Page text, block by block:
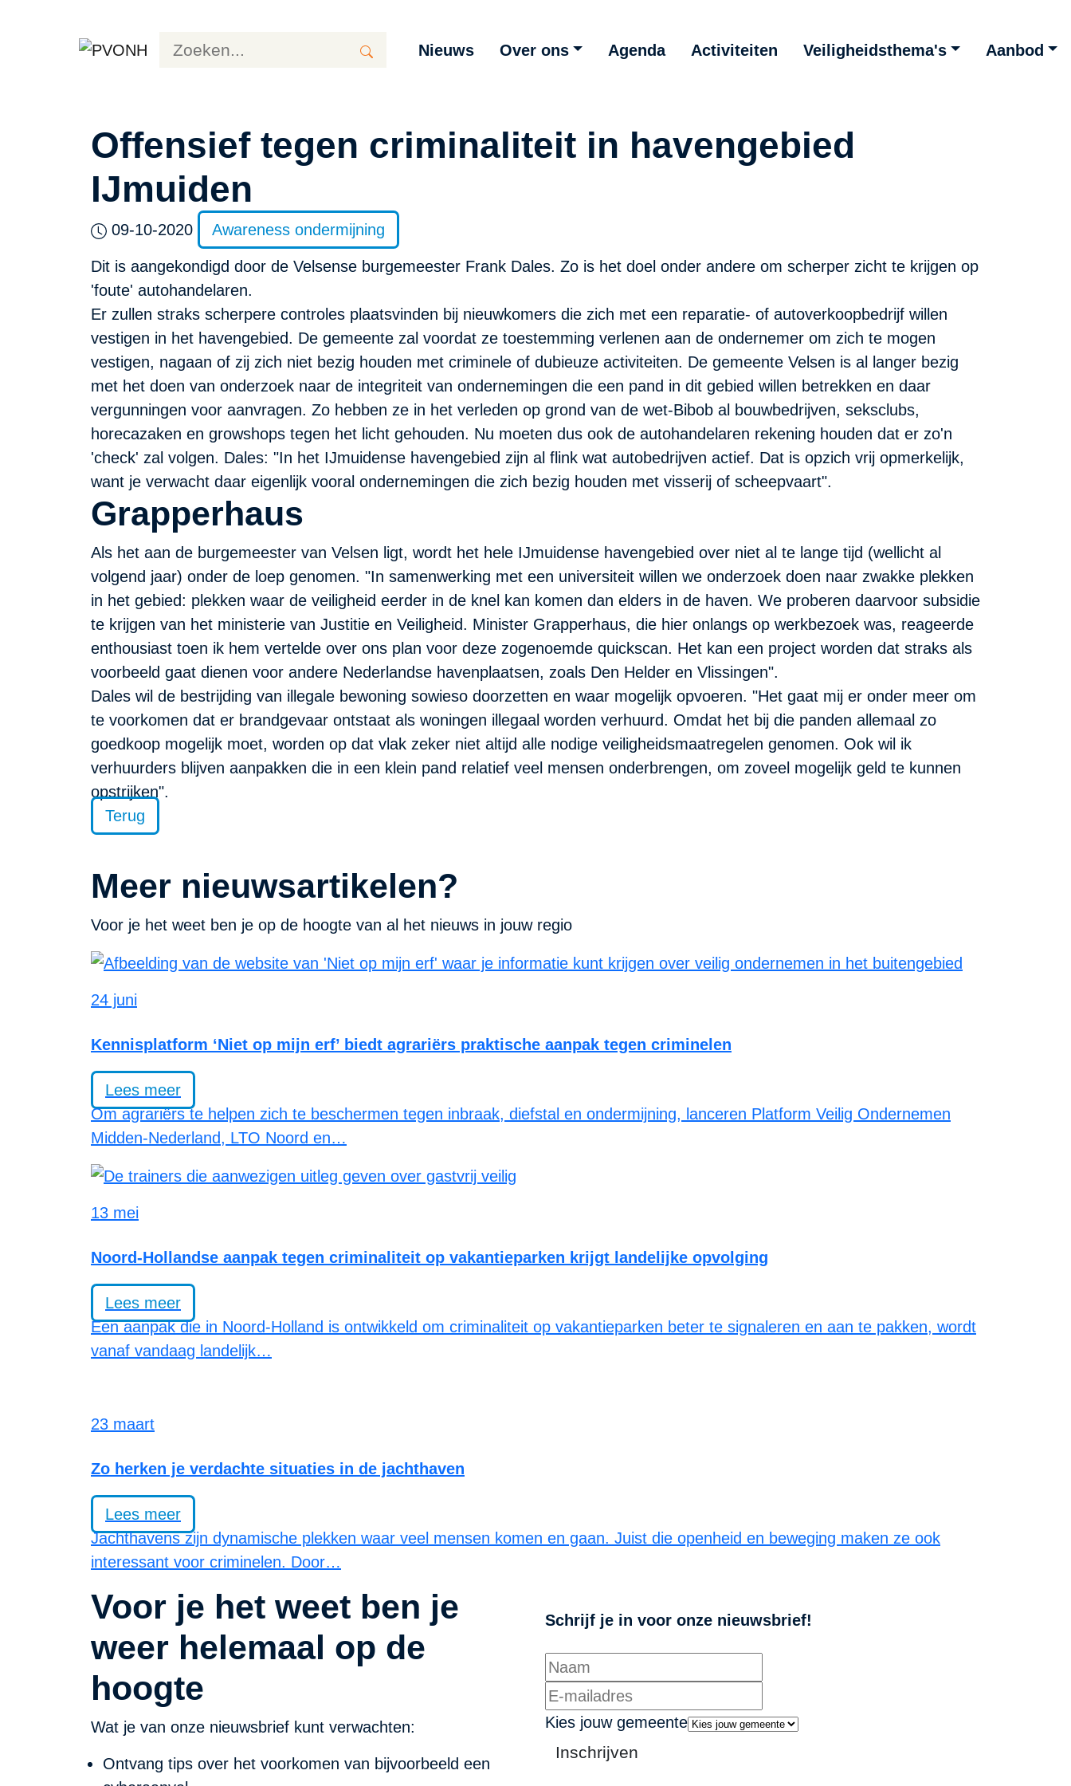
Nieuws Over ons Agenda Activiteiten Veiligheidsthema's Aanbod
Offensief tegen criminaliteit in havengebied
IJmuiden
09-10-2020 Awareness ondermijning
Dit is aangekondigd door de Velsense burgemeester Frank Dales. Zo is het doel onder andere om scherper zicht te krijgen op
'foute' autohandelaren.
Er zullen straks scherpere controles plaatsvinden bij nieuwkomers die zich met een reparatie- of autoverkoopbedrijf willen
vestigen in het havengebied. De gemeente zal voordat ze toestemming verlenen aan de ondernemer om zich te mogen
vestigen, nagaan of zij zich niet bezig houden met criminele of dubieuze activiteiten. De gemeente Velsen is al langer bezig
met het doen van onderzoek naar de integriteit van ondernemingen die een pand in dit gebied willen betrekken en daar
vergunningen voor aanvragen. Zo hebben ze in het verleden op grond van de wet-Bibob al bouwbedrijven, seksclubs,
horecazaken en growshops tegen het licht gehouden. Nu moeten dus ook de autohandelaren rekening houden dat er zo'n
'check' zal volgen. Dales: "In het IJmuidense havengebied zijn al flink wat autobedrijven actief. Dat is opzich vrij opmerkelijk,
want je verwacht daar eigenlijk vooral ondernemingen die zich bezig houden met visserij of scheepvaart".
Grapperhaus
Als het aan de burgemeester van Velsen ligt, wordt het hele IJmuidense havengebied over niet al te lange tijd (wellicht al
volgend jaar) onder de loep genomen. "In samenwerking met een universiteit willen we onderzoek doen naar zwakke plekken
in het gebied: plekken waar de veiligheid eerder in de knel kan komen dan elders in de haven. We proberen daarvoor subsidie
te krijgen van het ministerie van Justitie en Veiligheid. Minister Grapperhaus, die hier onlangs op werkbezoek was, reageerde
enthousiast toen ik hem vertelde over ons plan voor deze zogenoemde quickscan. Het kan een project worden dat straks als
voorbeeld gaat dienen voor andere Nederlandse havenplaatsen, zoals Den Helder en Vlissingen".
Dales wil de bestrijding van illegale bewoning sowieso doorzetten en waar mogelijk opvoeren. "Het gaat mij er onder meer om
te voorkomen dat er brandgevaar ontstaat als woningen illegaal worden verhuurd. Omdat het bij die panden allemaal zo
goedkoop mogelijk moet, worden op dat vlak zeker niet altijd alle nodige veiligheidsmaatregelen genomen. Ook wil ik
verhuurders blijven aanpakken die in een klein pand relatief veel mensen onderbrengen, om zoveel mogelijk geld te kunnen
opstrijken".
Terug
Meer nieuwsartikelen?
Voor je het weet ben je op de hoogte van al het nieuws in jouw regio
24 juni
Kennisplatform ‘Niet op mijn erf’ biedt agrariërs praktische aanpak tegen criminelen
Lees meer
Om agrariërs te helpen zich te beschermen tegen inbraak, diefstal en ondermijning, lanceren Platform Veilig Ondernemen
Midden-Nederland, LTO Noord en…
13 mei
Noord-Hollandse aanpak tegen criminaliteit op vakantieparken krijgt landelijke opvolging
Lees meer
Een aanpak die in Noord-Holland is ontwikkeld om criminaliteit op vakantieparken beter te signaleren en aan te pakken, wordt
vanaf vandaag landelijk…
23 maart
Zo herken je verdachte situaties in de jachthaven
Lees meer
Jachthavens zijn dynamische plekken waar veel mensen komen en gaan. Juist die openheid en beweging maken ze ook
interessant voor criminelen. Door…
Voor je het weet ben je
weer helemaal op de
hoogte
Wat je van onze nieuwsbrief kunt verwachten:
Ontvang tips over het voorkomen van bijvoorbeeld een
Schrijf je in voor onze nieuwsbrief!
Kies jouw gemeente
Inschrijven